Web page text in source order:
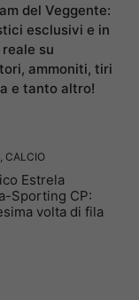
del Veggente:
esclusivi e in
su
ammoniti, tiri
e tanto altro!
, CALCIO
Estrela
Sporting CP:
volta di fila